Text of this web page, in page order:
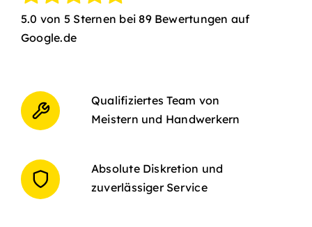
5.0 von 5 Sternen bei 89 Bewertungen auf
Google.de
Qualifiziertes Team von
Meistern und Handwerkern
Absolute Diskretion und
zuverlässiger Service